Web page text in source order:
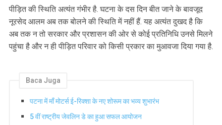
पीड़ित की स्थिति अत्यंत गंभीर है. घटना के दस दिन बीत जाने के बावजूद
नूरसेद आलम अब तक बोलने की स्थिति में नहीं हैं. यह अत्यंत दुखद है कि
अब तक न तो सरकार और प्रशासन की ओर से कोई प्रतिनिधि उनसे मिलने
पहुंचा है और न ही पीड़ित परिवार को किसी प्रकार का मुआवजा दिया गया है.
Baca Juga
पटना में माँ मोटर्स ई-रिक्शा के नए शोरूम का भव्य शुभारंभ
5 वीं राष्ट्रीय जेवलिन डे का हुआ सफल आयोजन